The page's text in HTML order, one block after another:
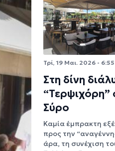
Τρί, 19 Μαι. 2026 - 6:55
Στη δίνη
“Τερψιχόρη”
Σύρο
Καμία έμπρακτη
προς την
άρα, τη συνέχιση